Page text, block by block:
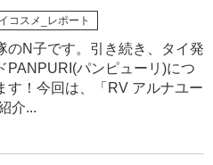
コスメ_レポート
のN子です。引き続き、タイ発
PANPURI(パンピューリ)につ
す！今回は、「RV アルナユー
介...